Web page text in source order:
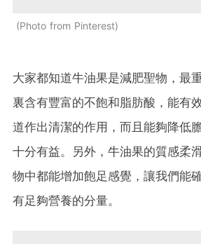
Photo from Pinterest
大家都知道牛油果是減肥聖物，最
裏含有豐富的不飽和脂肪酸，能有
道作出清潔的作用，而且能夠降低
十分有益。另外，牛油果的質感柔
物中都能增加飽足感覺，讓我們能
有足夠營養的分量。